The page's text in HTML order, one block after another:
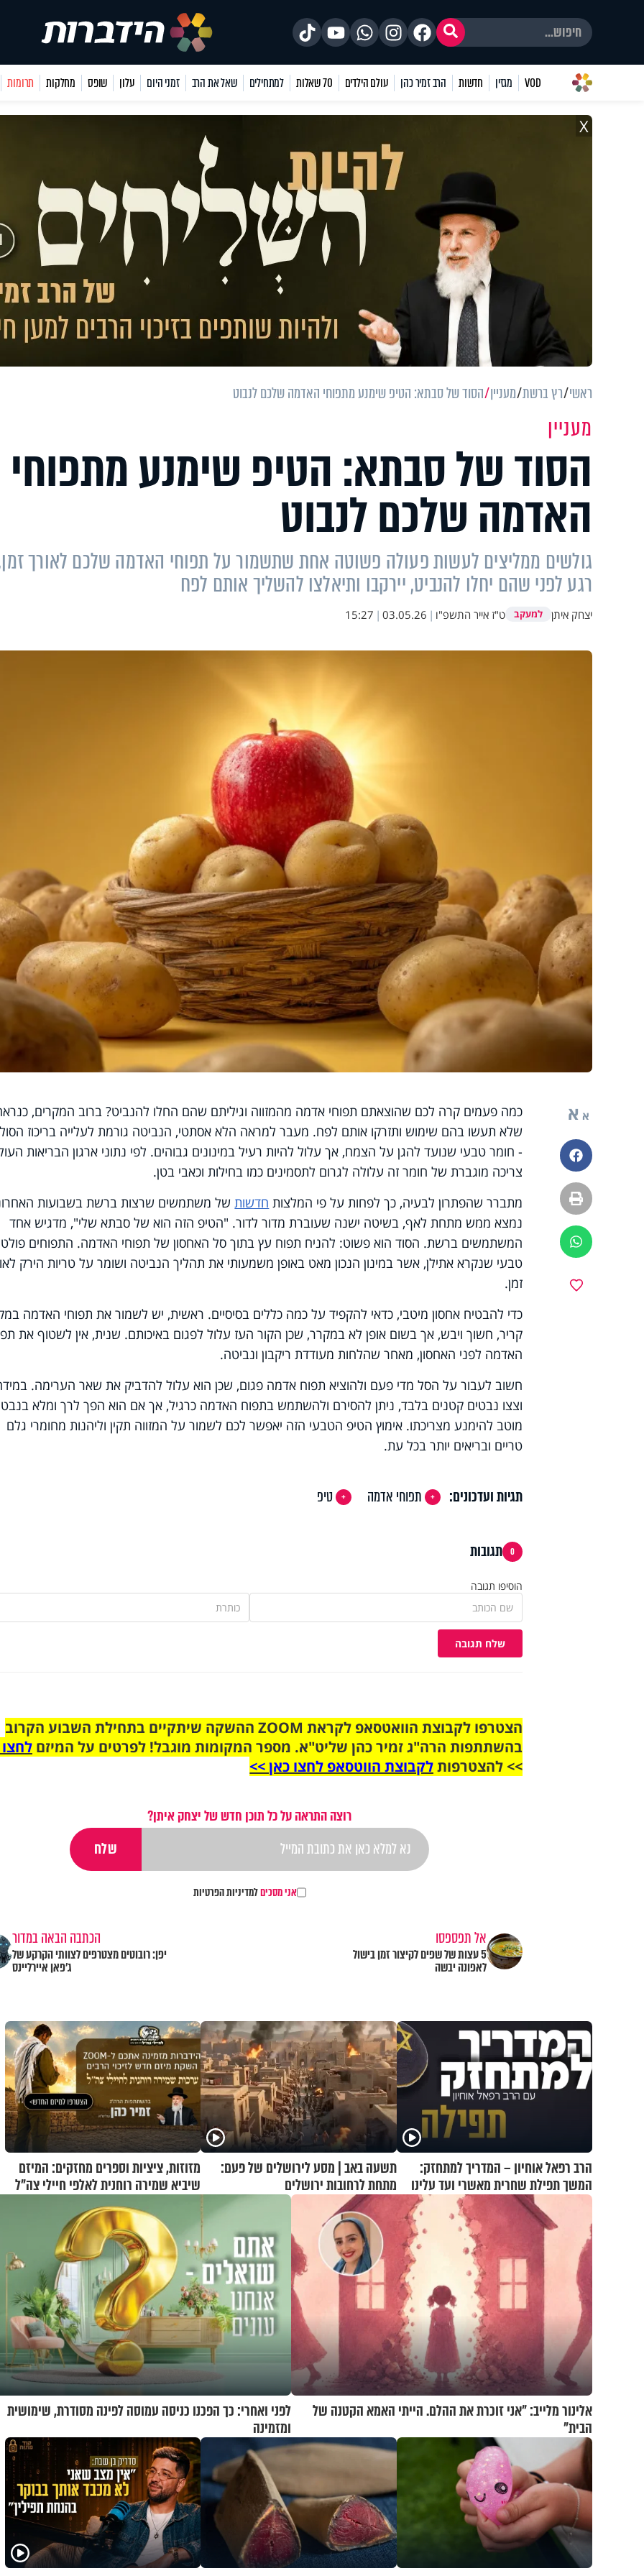
VOD מגזין חדשות הרב זמיר כהן עולם הילדים 70 שאלות למתחילים שאל את הרב זמני היום עלון שופס מחלקות תרומות
X
ראשי רץ ברשת מעניין הסוד של סבתא: הטיפ שימנע מתפוחי האדמה שלכם לנבוט
מעניין
הסוד של סבתא: הטיפ שימנע מתפוחי
האדמה שלכם לנבוט
גולשים ממליצים לעשות פעולה פשוטה אחת שתשמור על תפוחי האדמה שלכם לאורך
רגע לפני שהם יחלו להנביט, יירקבו ותיאלצו להשליך אותם לפח
יצחק איתן למעקב ט"ז אייר התשפ"ו |
03.05.26
|
15:27
א א
פייסבוק
הדפסה
ווטסאפ
כמה פעמים קרה לכם שהוצאתם תפוחי אדמה מהמזווה וגיליתם שהם החלו להנביט? ברוב המקרים,
שלא תעשו בהם שימוש ותזרקו אותם לפח. מעבר למראה הלא אסתטי, הנביטה גורמת לעלייה בריכוז
- חומר טבעי שנועד להגן על הצמח, אך עלול להיות רעיל במינונים גבוהים. לפי נתוני ארגון הבריאות
צריכה מוגברת של חומר זה עלולה לגרום לתסמינים כמו בחילות וכאבי בטן.
מתברר שהפתרון לבעיה, כך לפחות על פי המלצות חדשותשל משתמשים שרצות ברשת בשבועות
נמצא ממש מתחת לאף, בשיטה ישנה שעוברת מדור לדור. "הטיפ הזה הוא של סבתא שלי", מדגיש אחד
המשתמשים ברשת. הסוד הוא פשוט: להניח תפוח עץ בתוך סל האחסון של תפוחי האדמה. התפוחים
טבעי שנקרא אתילן, אשר במינון הנכון מאט באופן משמעותי את תהליך הנביטה ושומר על טריות הירק
זמן.
כדי להבטיח אחסון מיטבי, כדאי להקפיד על כמה כללים בסיסיים. ראשית, יש לשמור את תפוחי האדמה
קריר, חשוך ויבש, אך בשום אופן לא במקרר, שכן הקור העז עלול לפגום באיכותם. שנית, אין לשטוף את
האדמה לפני האחסון, מאחר שהלחות מעודדת ריקבון ונביטה.
חשוב לעבור על הסל מדי פעם ולהוציא תפוח אדמה פגום, שכן הוא עלול להדביק את שאר הערימה.
וצצו נבטים קטנים בלבד, ניתן להסירם ולהשתמש בתפוח האדמה כרגיל, אך אם הוא הפך לרך ומלא
מוטב להימנע מצריכתו. אימוץ הטיפ הטבעי הזה יאפשר לכם לשמור על המזווה תקין וליהנות מחומרי גלם
טריים ובריאים יותר בכל עת.
תגיות ועדכונים: תפוחי אדמה טיפ
0 תגובות
הוסיפו תגובה
שלח תגובה
הצטרפו לקבוצת הוואטסאפ לקראת ZOOM ההשקה שיתקיים בתחילת השבוע הקרוב
בהשתתפות הרה"ג זמיר כהן שליט"א. מספר המקומות מוגבל! לפרטים על המיזם
>> להצטרפותלקבוצת הווטסאפ לחצו כאן >>
רוצה התראה על כל תוכן חדש של יצחק איתן?
אני מסכיםלמדיניות הפרטיות
אל תפספסו
5 עצות של שפים לקיצור זמן בישול
לאפונה יבשה
הכתבה הבאה במדור
יפן: רובוטים מצטרפים לצוותי הקרקע של
ג'פאן איירליינס
הרב רפאל אוחיון – המדריך למתחזק:
המשך תפילת שחרית מאשרי ועד עלינו
תשעה באב | מסע לירושלים של פעם:
מתחת לרחובות ירושלים
מזוזות, ציציות וספרים מחזקים: המיזם
שיביא שמירה רוחנית לאלפי חיילי צה"ל
אלינור מלייב: "אני זוכרת את ההלם. הייתי האמא הקטנה של
הבית"
לפני ואחרי: כך הפכנו כניסה עמוסה לפינה מסודרת, שימושית
ומזמינה